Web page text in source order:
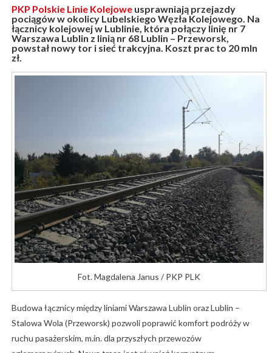
PKP Polskie Linie Kolejoweusprawniają przejazdy
pociągów w okolicy Lubelskiego Węzła Kolejowego. Na
łącznicy kolejowej w Lublinie, która połączy linię nr 7
Warszawa Lublin z linią nr 68 Lublin – Przeworsk,
powstał nowy tor i sieć trakcyjna. Koszt prac to 20 mln
zł.
Fot. Magdalena Janus / PKP PLK
Budowa łącznicy między liniami Warszawa Lublin oraz Lublin –
Stalowa Wola (Przeworsk) pozwoli poprawić komfort podróży w
ruchu pasażerskim, m.in. dla przyszłych przewozów